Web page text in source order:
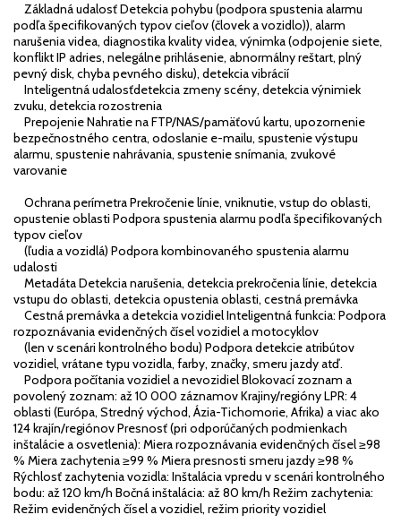
Základná udalosť Detekcia pohybu (podpora spustenia alarmu
podľa špecifikovaných typov cieľov (človek a vozidlo)), alarm
narušenia videa, diagnostika kvality videa, výnimka (odpojenie siete,
konflikt IP adries, nelegálne prihlásenie, abnormálny reštart, plný
pevný disk, chyba pevného disku), detekcia vibrácií
Inteligentná udalosťdetekcia zmeny scény, detekcia výnimiek
zvuku, detekcia rozostrenia
Prepojenie Nahratie na FTP/NAS/pamäťovú kartu, upozornenie
bezpečnostného centra, odoslanie e-mailu, spustenie výstupu
alarmu, spustenie nahrávania, spustenie snímania, zvukové
varovanie
Ochrana perímetra Prekročenie línie, vniknutie, vstup do oblasti,
opustenie oblasti Podpora spustenia alarmu podľa špecifikovaných
typov cieľov
(ľudia a vozidlá) Podpora kombinovaného spustenia alarmu
udalosti
Metadáta Detekcia narušenia, detekcia prekročenia línie, detekcia
vstupu do oblasti, detekcia opustenia oblasti, cestná premávka
Cestná premávka a detekcia vozidiel Inteligentná funkcia: Podpora
rozpoznávania evidenčných čísel vozidiel a motocyklov
(len v scenári kontrolného bodu) Podpora detekcie atribútov
vozidiel, vrátane typu vozidla, farby, značky, smeru jazdy atď.
Podpora počítania vozidiel a nevozidiel Blokovací zoznam a
povolený zoznam: až 10 000 záznamov Krajiny/regióny LPR: 4
oblasti (Európa, Stredný východ, Ázia-Tichomorie, Afrika) a viac ako
124 krajín/regiónov Presnosť (pri odporúčaných podmienkach
inštalácie a osvetlenia): Miera rozpoznávania evidenčných čísel ≥98
% Miera zachytenia ≥99 % Miera presnosti smeru jazdy ≥98 %
Rýchlosť zachytenia vozidla: Inštalácia vpredu v scenári kontrolného
bodu: až 120 km/h Bočná inštalácia: až 80 km/h Režim zachytenia:
Režim evidenčných čísel a vozidiel, režim priority vozidiel